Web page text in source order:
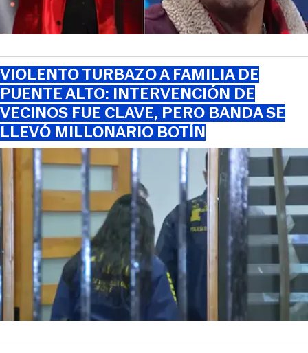
VIOLENTO TURBAZO A FAMILIA DE
PUENTE ALTO: INTERVENCIÓN DE
VECINOS FUE CLAVE, PERO BANDA SE
LLEVÓ MILLONARIO BOTÍN